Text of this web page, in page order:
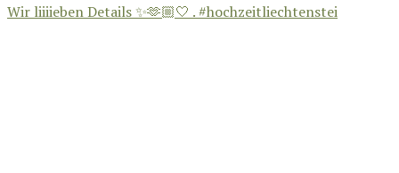
Wir liiiieben Details ✨🫶🏼🤍 . #hochzeitliechtenstei